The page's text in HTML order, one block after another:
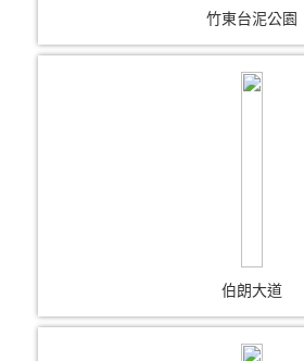
竹東台泥公園
伯朗大道